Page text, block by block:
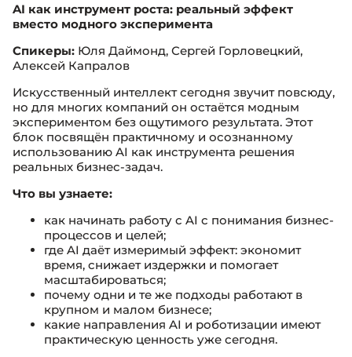
AI как инструмент роста: реальный эффект
вместо модного эксперимента
Спикеры: Юля Даймонд, Сергей Горловецкий,
Алексей Капралов
Искусственный интеллект сегодня звучит повсюду,
но для многих компаний он остаётся модным
экспериментом без ощутимого результата. Этот
блок посвящён практичному и осознанному
использованию AI как инструмента решения
реальных бизнес-задач.
Что вы узнаете:
как начинать работу с AI с понимания бизнес-
процессов и целей;
где AI даёт измеримый эффект: экономит
время, снижает издержки и помогает
масштабироваться;
почему одни и те же подходы работают в
крупном и малом бизнесе;
какие направления AI и роботизации имеют
практическую ценность уже сегодня.